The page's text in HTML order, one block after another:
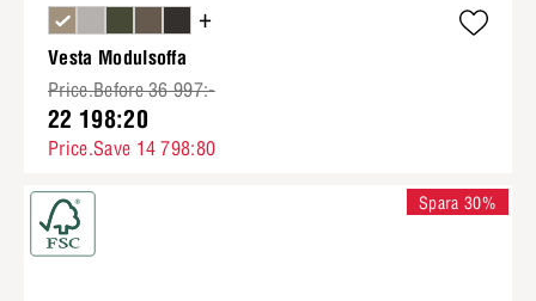
+
Vesta Modulsoffa
Price.Before 36 997:-
22 198:20
Price.Save 14 798:80
Spara 30%